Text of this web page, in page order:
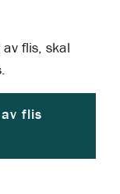
flis, skal
flis